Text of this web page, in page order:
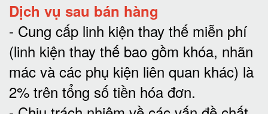
Dịch vụ sau bán hàng
- Cung cấp linh kiện thay thế miễn phí
(linh kiện thay thế bao gồm khóa, nhãn
mác và các phụ kiện liên quan khác) là
2% trên tổng số tiền hóa đơn.